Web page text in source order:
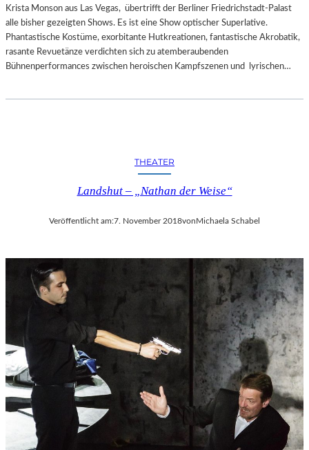
Krista Monson aus Las Vegas, übertrifft der Berliner Friedrichstadt-Palast
alle bisher gezeigten Shows. Es ist eine Show optischer Superlative.
Phantastische Kostüme, exorbitante Hutkreationen, fantastische Akrobatik,
rasante Revuetänze verdichten sich zu atemberaubenden
Bühnenperformances zwischen heroischen Kampfszenen und lyrischen…
THEATER
Landshut – „Nathan der Weise“
Veröffentlicht am:7. November 2018vonMichaela Schabel